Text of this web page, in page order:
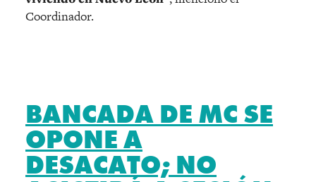
Coordinador.
BANCADA DE MC SE
OPONE A
DESACATO; NO